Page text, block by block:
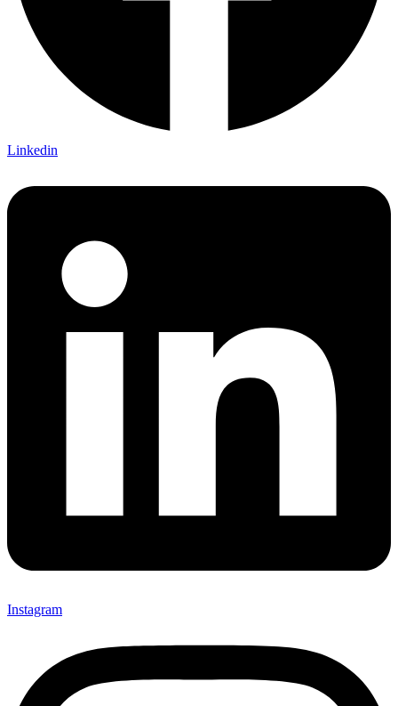
Linkedin
Instagram